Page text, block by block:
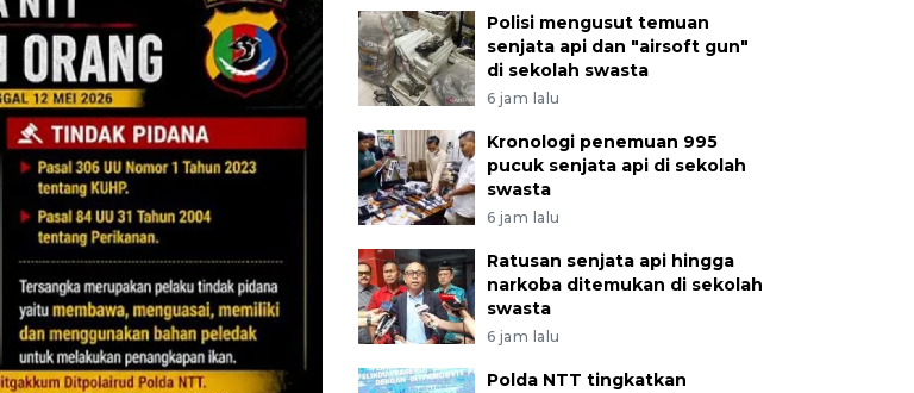
Polisi mengusut temuan
senjata api dan "airsoft gun"
di sekolah swasta
6 jam lalu
Kronologi penemuan 995
pucuk senjata api di sekolah
swasta
6 jam lalu
Ratusan senjata api hingga
narkoba ditemukan di sekolah
swasta
6 jam lalu
Polda NTT tingkatkan